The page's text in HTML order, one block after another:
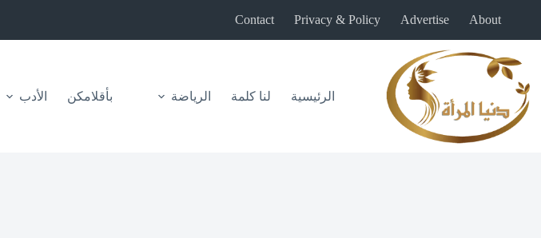
المحتوى
About
Advertise
Privacy & Policy
Contact
الرئيسية لنا كلمة الرياضة بأقلامكن الأدب